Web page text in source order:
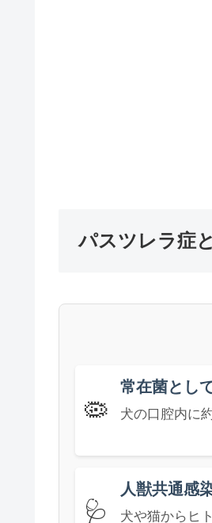
パスツレラ症
🦠
常在菌とし
犬の口腔内に
🩺
人獣共通感
犬や猫からヒ